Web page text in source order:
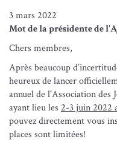
3 mars 2022
Mot de la présidente de
Chers membres,
Après beaucoup
heureux de lancer
annuel de l'Association des
ayant lieu les 2-3 juin 2022
pouvez directement vous
places sont limitées!